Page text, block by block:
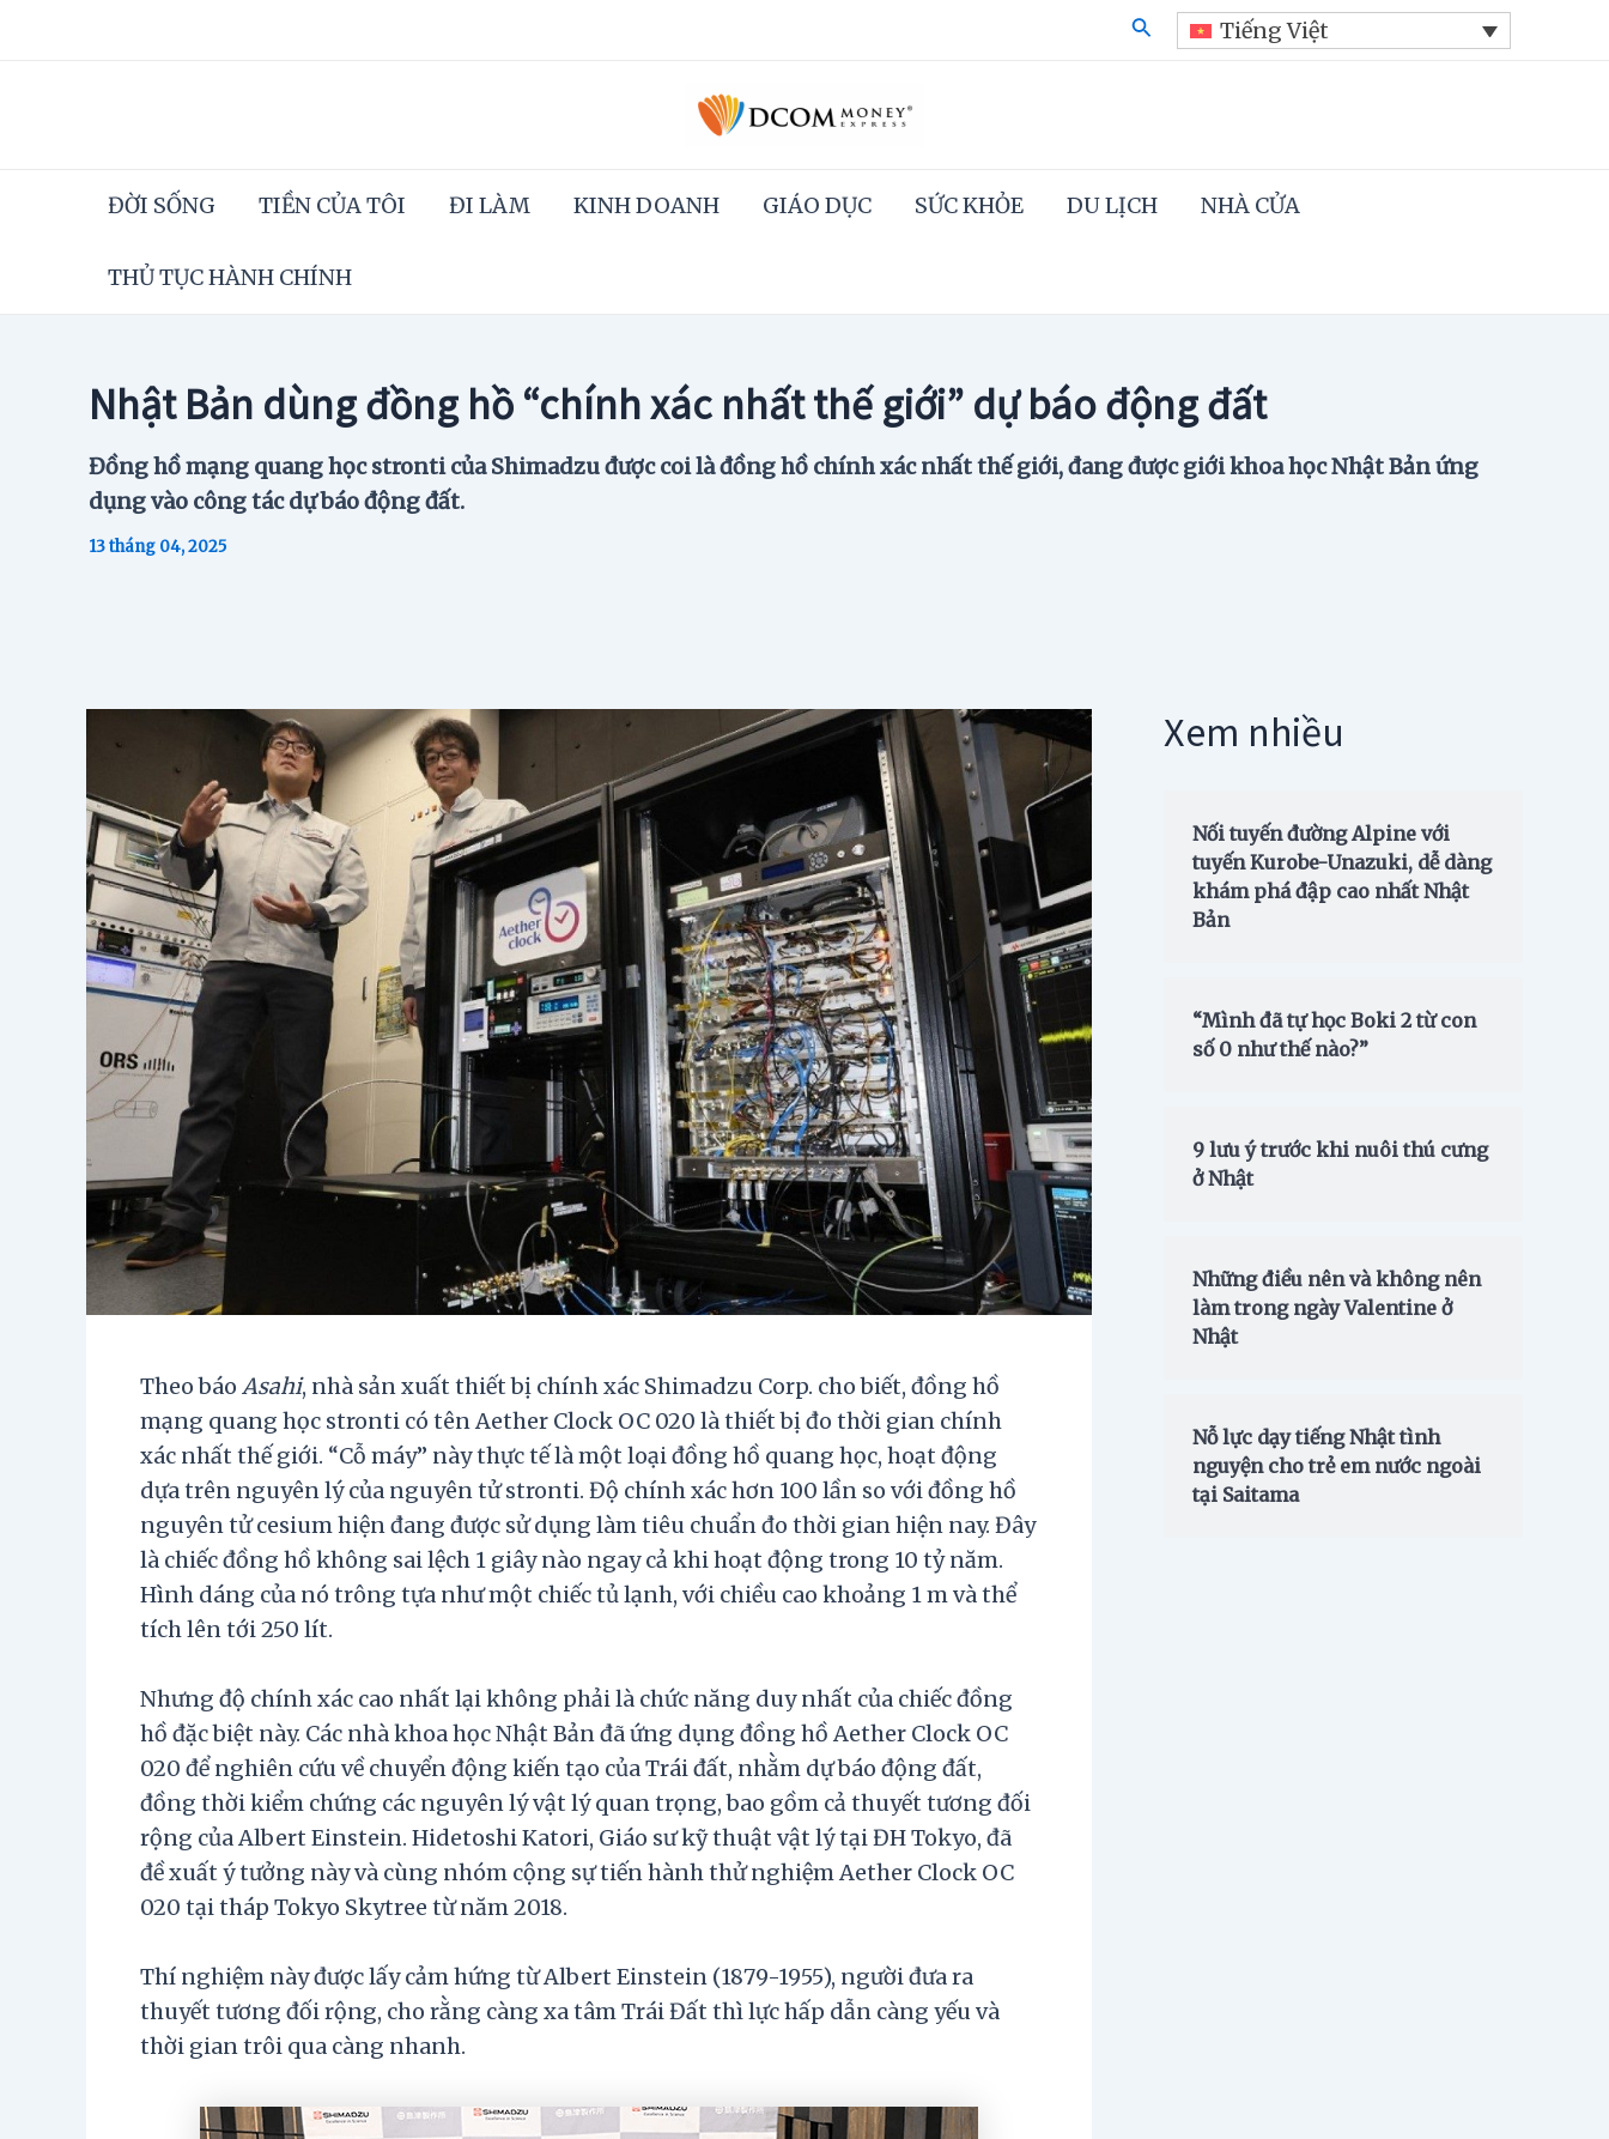
Search Tiếng Việt
ĐỜI SỐNG TIỀN CỦA TÔI ĐI LÀM KINH DOANH GIÁO DỤC SỨC KHỎE DU LỊCH NHÀ CỬA
THỦ TỤC HÀNH CHÍNH
Nhật Bản dùng đồng hồ “chính xác nhất thế giới” dự báo động đất
Đồng hồ mạng quang học stronti của Shimadzu được coi là đồng hồ chính xác nhất thế giới, đang được giới khoa học Nhật Bản ứng
dụng vào công tác dự báo động đất.
13 tháng 04, 2025
Theo báo Asahi, nhà sản xuất thiết bị chính xác Shimadzu Corp. cho biết, đồng hồ
mạng quang học stronti có tên Aether Clock OC 020 là thiết bị đo thời gian chính
xác nhất thế giới. “Cỗ máy” này thực tế là một loại đồng hồ quang học, hoạt động
dựa trên nguyên lý của nguyên tử stronti. Độ chính xác hơn 100 lần so với đồng hồ
nguyên tử cesium hiện đang được sử dụng làm tiêu chuẩn đo thời gian hiện nay. Đây
là chiếc đồng hồ không sai lệch 1 giây nào ngay cả khi hoạt động trong 10 tỷ năm.
Hình dáng của nó trông tựa như một chiếc tủ lạnh, với chiều cao khoảng 1 m và thể
tích lên tới 250 lít.
Nhưng độ chính xác cao nhất lại không phải là chức năng duy nhất của chiếc đồng
hồ đặc biệt này. Các nhà khoa học Nhật Bản đã ứng dụng đồng hồ Aether Clock OC
020 để nghiên cứu về chuyển động kiến tạo của Trái đất, nhằm dự báo động đất,
đồng thời kiểm chứng các nguyên lý vật lý quan trọng, bao gồm cả thuyết tương đối
rộng của Albert Einstein. Hidetoshi Katori, Giáo sư kỹ thuật vật lý tại ĐH Tokyo, đã
đề xuất ý tưởng này và cùng nhóm cộng sự tiến hành thử nghiệm Aether Clock OC
020 tại tháp Tokyo Skytree từ năm 2018.
Thí nghiệm này được lấy cảm hứng từ Albert Einstein (1879-1955), người đưa ra
thuyết tương đối rộng, cho rằng càng xa tâm Trái Đất thì lực hấp dẫn càng yếu và
thời gian trôi qua càng nhanh.
Xem nhiều
Nối tuyến đường Alpine với
tuyến Kurobe-Unazuki, dễ dàng
khám phá đập cao nhất Nhật
Bản
“Mình đã tự học Boki 2 từ con
số 0 như thế nào?”
9 lưu ý trước khi nuôi thú cưng
ở Nhật
Những điều nên và không nên
làm trong ngày Valentine ở
Nhật
Nỗ lực dạy tiếng Nhật tình
nguyện cho trẻ em nước ngoài
tại Saitama